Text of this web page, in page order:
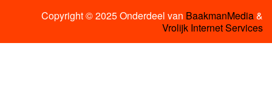
Copyright © 2025 Onderdeel van BaakmanMedia&
Vrolijk Internet Services